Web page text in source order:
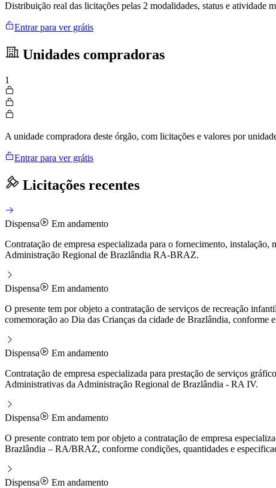
Distribuição real das licitações pelas 2 modalidades, status e atividade
Entrar para ver grátis
Unidades compradoras
1
A unidade compradora deste órgão, com licitações e valores por
Entrar para ver grátis
Licitações recentes
Dispensa
Em andamento
Contratação de empresa especializada para o fornecimento,
Administração Regional de Brazlândia RA-BRAZ.
Dispensa
Em andamento
O presente tem por objeto a contratação de serviços de recreação
comemoração ao Dia das Crianças da cidade de Brazlândia, conforme
Dispensa
Em andamento
Contratação de empresa especializada para prestação de serviços
Administrativas da Administração Regional de Brazlândia - RA IV.
Dispensa
Em andamento
O presente contrato tem por objeto a contratação de empresa
Brazlândia – RA/BRAZ, conforme condições, quantidades e
Dispensa
Em andamento